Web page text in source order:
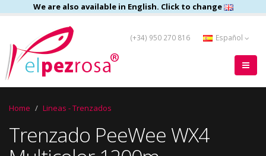
We are also available in English. Click to change
(+34) 950 270 816 Español
Home Lineas - Trenzados
Trenzado PeeWee WX4